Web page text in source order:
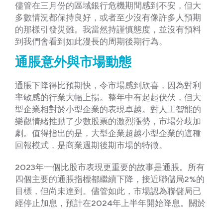
儘管在三月份的區域銀行危機期間感到不安，但大
多數情況都保持良好，或者至少沒有像許多人預期
的那樣引發災難。我當然持謹慎態度，並沒有預料
到我們會看到如此漫長的周期後期行為。
通脹意外與市場動態
通脹下降得比預期快，令市場感到欣喜，因為對利
率敏感的行業大幅上揚。整年中有起起伏伏，但大
型企業相對於小型企業的表現卓越。對人工智能的
樂觀情緒推動了少數股票的激烈漲勢，市場分歧加
劇。值得指出的是，大型企業超越小型企業的這種
回報模式，是商業週期後期市場的特徵。
2023年一個比股市表現更重要的故事是通脹。所有
四個主要的通脹指標都繼續下降，接近聯儲局2%的
目標，但尚未達到。儘管如此，市場認為聯儲局已
經停止加息，預計在2024年上半年開始降息。關於